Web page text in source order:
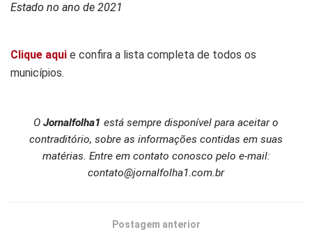
Estado no ano de 2021
Clique aqui e confira a lista completa de todos os
municípios.
O Jornalfolha1 está sempre disponível para aceitar o
contraditório, sobre as informações contidas em suas
matérias. Entre em contato conosco pelo e-mail:
contato@jornalfolha1.com.br
Postagem anterior